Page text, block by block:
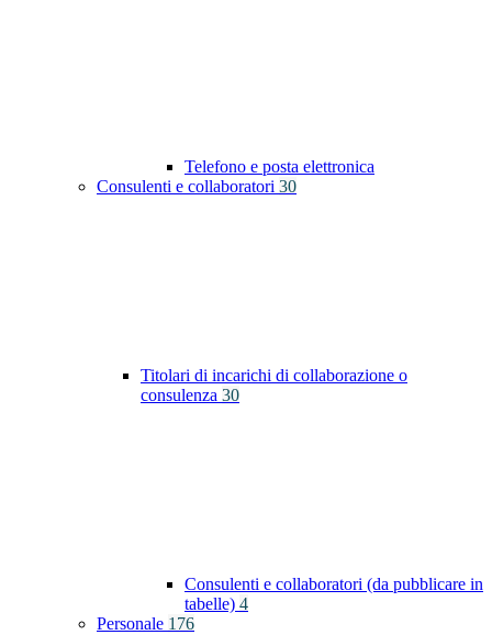
Telefono e posta elettronica
Consulenti e collaboratori 30
Titolari di incarichi di collaborazione o
consulenza 30
Consulenti e collaboratori (da pubblicare in
tabelle) 4
Personale 176